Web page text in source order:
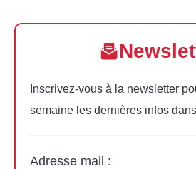
Inscrivez-vous à la newsletter
semaine les dernières infos
Adresse mail :